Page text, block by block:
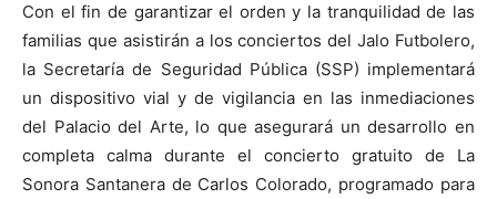
Con el fin de garantizar el orden y la tranquilidad de las
familias que asistirán a los conciertos del Jalo Futbolero,
la Secretaría de Seguridad Pública (SSP) implementará
un dispositivo vial y de vigilancia en las inmediaciones
del Palacio del Arte, lo que asegurará un desarrollo en
completa calma durante el concierto gratuito de La
Sonora Santanera de Carlos Colorado, programado para